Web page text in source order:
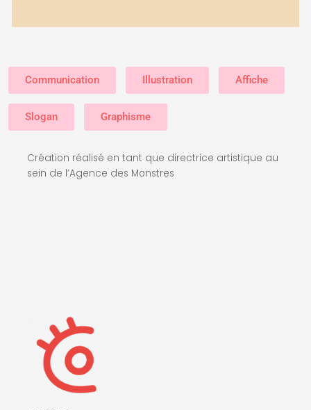
Communication Illustration Affiche
Slogan Graphisme
Création réalisé en tant que directrice artistique au
sein de l’Agence des Monstres